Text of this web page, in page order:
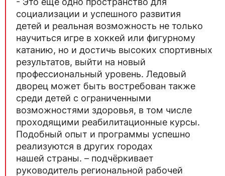
социализации и успешного развития
детей и реальная возможность не только
научиться игре в хоккей или фигурному
катанию, но и достичь высоких спортивных
результатов, выйти на новый
профессиональный уровень. Ледовый
дворец может быть востребован также
среди детей с ограниченными
возможностями здоровья, в том числе
проходящими реабилитационные курсы.
Подобный опыт и программы успешно
реализуются в других городах
нашей страны. – подчёркивает
руководитель региональной рабочей